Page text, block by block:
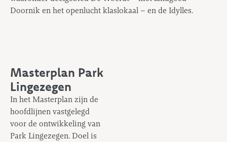
Doornik en het openlucht klaslokaal – en de Idylles.
Masterplan Park
Lingezegen
In het Masterplan zijn de
hoofdlijnen vastgelegd
voor de ontwikkeling van
Park Lingezegen. Doel is